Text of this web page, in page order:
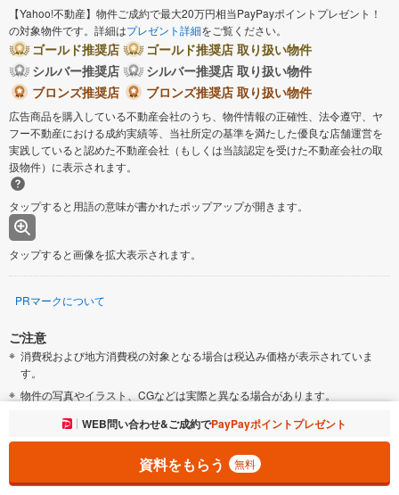
【Yahoo!不動産】物件ご成約で最大20万円相当PayPayポイントプレゼント！
の対象物件です。詳細はプレゼント詳細をご覧ください。
ゴールド推奨店
ゴールド推奨店 取り扱い物件
シルバー推奨店
シルバー推奨店 取り扱い物件
ブロンズ推奨店
ブロンズ推奨店 取り扱い物件
広告商品を購入している不動産会社のうち、物件情報の正確性、法令遵守、ヤ
フー不動産における成約実績等、当社所定の基準を満たした優良な店舗運営を
実践していると認めた不動産会社（もしくは当該認定を受けた不動産会社の取
扱物件）に表示されます。
タップすると用語の意味が書かれたポップアップが開きます。
タップすると画像を拡大表示されます。
PRマークについて
ご注意
消費税および地方消費税の対象となる場合は税込み価格が表示されていま
す。
物件の写真やイラスト、CGなどは実際と異なる場合があります。
市区町村の合併などにより、地図が表示されない場合があります。ご了承く
ださい。
「新築一戸建て」には、完成後1年を経過している未入居物件が掲載されてい
お気に入りに追加しました。 一覧を開く
WEB問い合わせ&ご成約でPayPayポイントプレゼント
資料をもらう 無料